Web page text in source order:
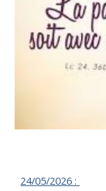
24/05/2026 :